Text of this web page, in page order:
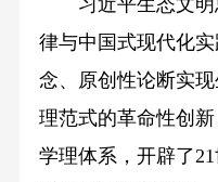
习近平生态文明
律与中国式现代化
念、原创性论断实
理范式的革命性创
学理体系，开辟了